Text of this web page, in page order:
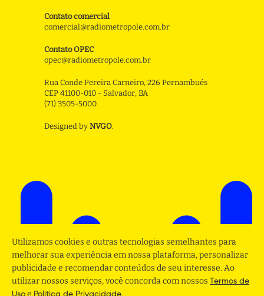
Contato comercial
comercial@radiometropole.com.br
Contato OPEC
opec@radiometropole.com.br
Rua Conde Pereira Carneiro, 226 Pernambués
CEP 41100-010 - Salvador, BA
(71) 3505-5000
Designed by NVGO.
Utilizamos cookies e outras tecnologias semelhantes para
melhorar sua experiência em nossa plataforma, personalizar
publicidade e recomendar conteúdos de seu interesse. Ao
utilizar nossos serviços, você concorda com nossos Termos de
Uso e Politica de Privacidade.